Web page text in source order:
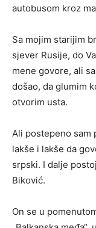
autobusom kroz
Sa mojim starijim
sjever Rusije, do
mene govore, ali
došao, da glumim
otvorim usta.
Ali postepeno sam
lakše i lakše da
srpski. I dalje
Biković.
On se u